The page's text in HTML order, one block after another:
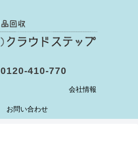
0120-410-770
会社情報
お問い合わせ